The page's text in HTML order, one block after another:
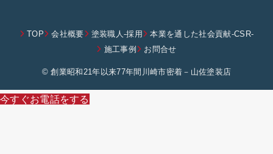
TOP 会社概要 塗装職人-採用
本業を通した社会貢献-CSR-
施工事例
お問合せ
© 創業昭和21年以来77年間川崎市密着－山佐塗装店
今すぐお電話をする